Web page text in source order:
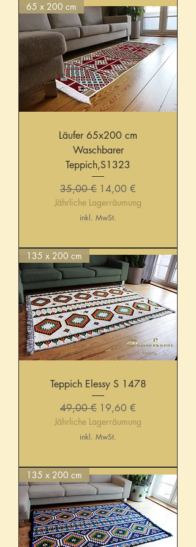
65 x 200 cm
Läufer 65x200 cm
Waschbarer
Teppich,S1323
Standardpreis
35,00 € Sale-Preis
14,00 €
Jährliche Lagerräumung
inkl. MwSt.
135 x 200 cm
Teppich Elessy S 1478
Standardpreis
49,00 € Sale-Preis
19,60 €
Jährliche Lagerräumung
inkl. MwSt.
135 x 200 cm